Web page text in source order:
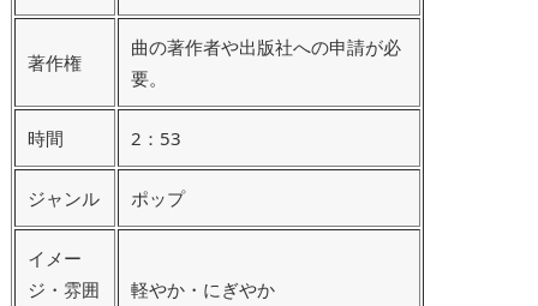
著作権
曲の著作者や出版社への申請が必
要。
時間 2：53
ジャンル ポップ
イメー
ジ・雰囲
軽やか・にぎやか